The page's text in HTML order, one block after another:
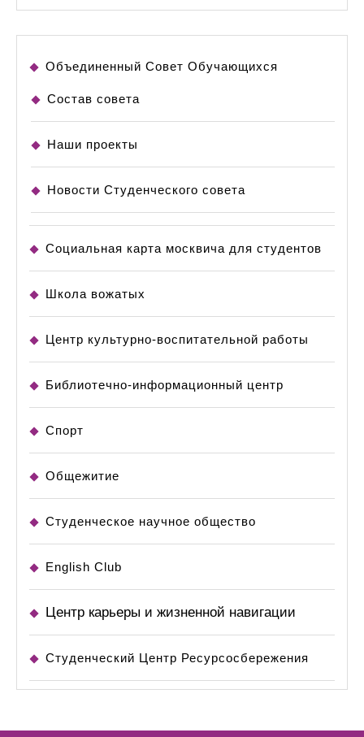
Объединенный Совет Обучающихся
Состав совета
Наши проекты
Новости Студенческого совета
Социальная карта москвича для студентов
Школа вожатых
Центр культурно-воспитательной работы
Библиотечно-информационный центр
Спорт
Общежитие
Студенческое научное общество
English Club
Центр карьеры и жизненной навигации
Студенческий Центр Ресурсосбережения